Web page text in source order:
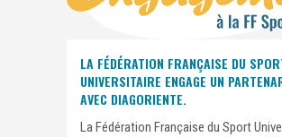
LA FÉDÉRATION FRANÇAISE DU
UNIVERSITAIRE ENGAGE UN
AVEC DIAGORIENTE.
La Fédération Française du Sport